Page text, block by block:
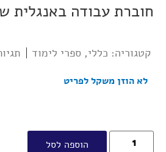
חוברת עבודה באנגלית
קטגוריה: כללי,ספרי לימוד
לא הוזן משקל לפריט
הוספה לסל